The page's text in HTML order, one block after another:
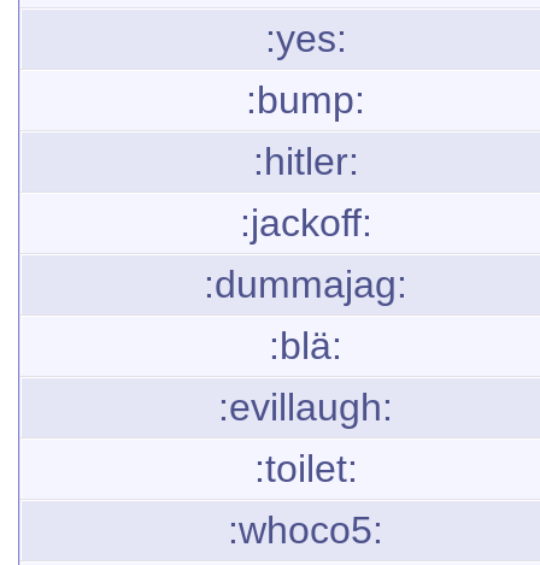
:yes:
:bump:
:hitler:
:jackoff:
:dummajag:
:blä:
:evillaugh:
:toilet:
:whoco5: